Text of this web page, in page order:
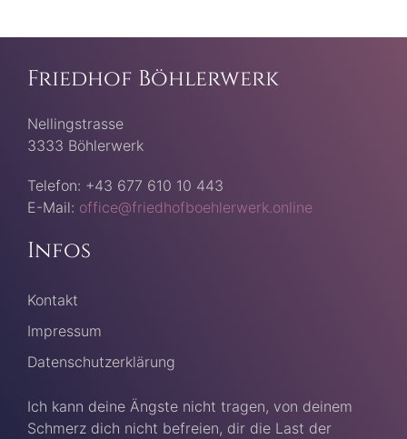
Friedhof Böhlerwerk
Nellingstrasse
3333 Böhlerwerk
Telefon: +43 677 610 10 443
E-Mail: office@friedhofboehlerwerk.online
Infos
Kontakt
Impressum
Datenschutzerklärung
Ich kann deine Ängste nicht tragen, von deinem
Schmerz dich nicht befreien, dir die Last der